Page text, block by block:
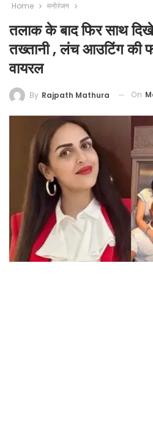
Home मनोरंजन
तलाक के बाद फिर साथ
तख्तानी , लंच आउटिंग की
वायरल
By Rajpath Mathura On